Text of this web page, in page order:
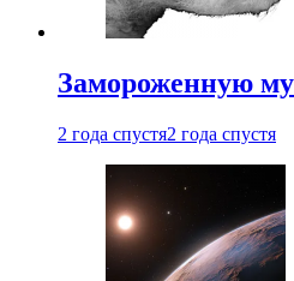
Замороженную
2 года спустя2 года спустя